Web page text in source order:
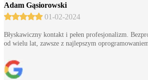
Adam Gąsiorowski
01-02-2024
Błyskawiczny kontakt i pełen profesjonalizm.
od wielu lat, zawsze z najlepszym